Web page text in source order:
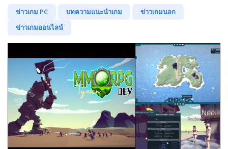
ข่าวเกม PC บทความแนะนำเกม
ข่าวเกมนอก
ข่าวเกมออนไลน์